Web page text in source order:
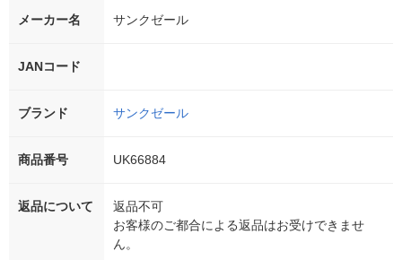
メーカー名 サンクゼール
JANコード
ブランド サンクゼール
商品番号 UK66884
返品について
返品不可
お客様のご都合による返品はお受けできませ
ん。